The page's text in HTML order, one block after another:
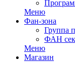
Меню
Фан-зона
Группа
ФАН
Меню
Магазин